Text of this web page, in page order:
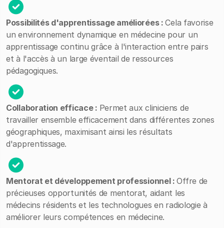
Possibilités d'apprentissage améliorées :Cela favorise
un environnement dynamique en médecine pour un
apprentissage continu grâce à l'interaction entre pairs
et à l'accès à un large éventail de ressources
pédagogiques.
Collaboration efficace : Permet aux cliniciens de
travailler ensemble efficacement dans différentes zones
géographiques, maximisant ainsi les résultats
d'apprentissage.
Mentorat et développement professionnel :Offre de
précieuses opportunités de mentorat, aidant les
médecins résidents et les technologues en radiologie à
améliorer leurs compétences en médecine.